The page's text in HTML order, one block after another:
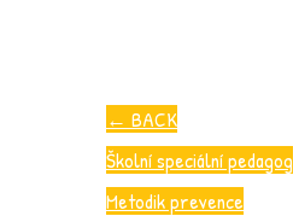
← BACK
Školní speciální pedagog
Metodik prevence